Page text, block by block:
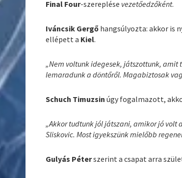
Final Four-szereplése vezetőedzőként.
Iváncsik Gergő hangsúlyozta: akkor is
ellépett a Kiel.
„Nem voltunk idegesek, játszottunk, amit
lemaradunk a döntőről. Magabiztosak
Schuch Timuzsin úgy fogalmazott,
„Akkor tudtunk jól játszani, amikor jó volt
Sliskovic. Most igyekszünk mielőbb
Gulyás Péterszerint a csapat arra